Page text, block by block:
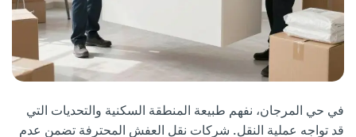
في حي المرجان، نفهم طبيعة المنطقة السكنية والتحديات التي
قد تواجه عملية النقل. شركات نقل العفش المحترفة تضمن عدم